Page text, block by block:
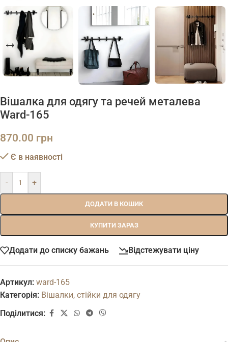
Вішалка для одягу та речей металева
Ward-165
870.00 грн
Є в наявності
- +
ДОДАТИ В КОШИК
КУПИТИ ЗАРАЗ
Додати до списку бажань Відстежувати ціну
Артикул: ward-165
Категорія: Вішалки, стійки для одягу
Поділитися: